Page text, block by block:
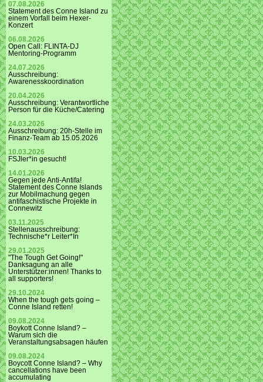
07.08.2026
Statement des Conne Island zu
einem Vorfall beim Hexer-
Konzert
06.08.2026
Open Call: FLINTA-DJ
Mentoring-Programm
24.07.2026
Ausschreibung:
Awarenesskoordination
20.04.2026
Ausschreibung: Verantwortliche
Person für die Küche/Catering
24.03.2026
Ausschreibung: 20h-Stelle im
Finanz-Team ab 15.05.2026
10.03.2026
FSJler*in gesucht!
14.01.2026
Gegen jede Anti-Antifa!
Statement des Conne Islands
zur Mobilmachung gegen
antifaschistische Projekte in
Connewitz
03.11.2025
Stellenausschreibung:
Technische*r Leiter*In
29.01.2025
"The Tough Get Going!"
Danksagung an alle
Unterstützer:innen! Thanks to
all supporters!
29.10.2024
When the tough gets going –
Conne Island retten!
09.08.2024
Boykott Conne Island? –
Warum sich die
Veranstaltungsabsagen häufen
09.08.2024
Boycott Conne Island? – Why
cancellations have been
accumulating